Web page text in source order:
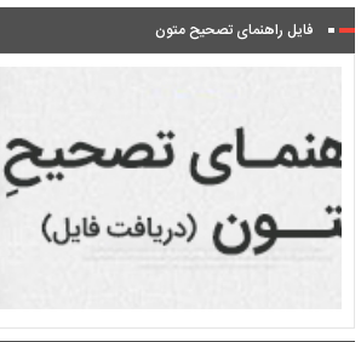
فایل راهنمای تصحیح متون